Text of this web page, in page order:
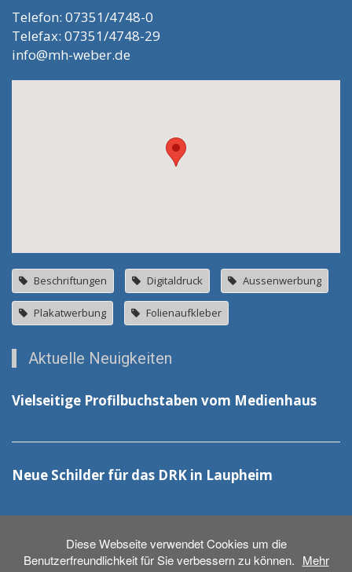
Diese Webseite verwendet Cookies um die
Benutzerfreundlichkeit für Sie verbessern zu können. Mehr
Telefon: 07351/4748-0
Telefax: 07351/4748-29
info@mh-weber.de
Beschriftungen Digitaldruck Aussenwerbung
Plakatwerbung Folienaufkleber
Aktuelle Neuigkeiten
Vielseitige Profilbuchstaben vom Medienhaus
Neue Schilder für das DRK in Laupheim